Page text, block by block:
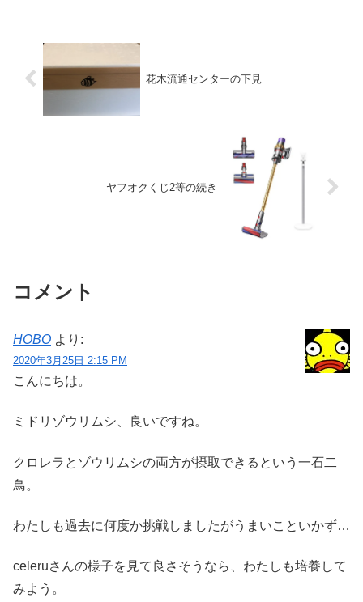
花木流通センターの下見
ヤフオクくじ2等の続き
コメント
HOBO より:
2020年3月25日 2:15 PM
こんにちは。
ミドリゾウリムシ、良いですね。
クロレラとゾウリムシの両方が摂取できるという一石二
鳥。
わたしも過去に何度か挑戦しましたがうまいこといかず…
celeruさんの様子を見て良さそうなら、わたしも培養して
みよう。